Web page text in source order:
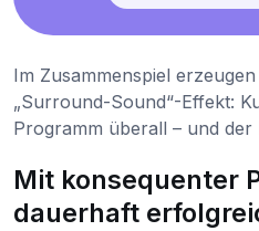
Im Zusammenspiel
„Surround-Sound“-Effekt:
Programm überall – und der
Mit konsequenter
dauerhaft